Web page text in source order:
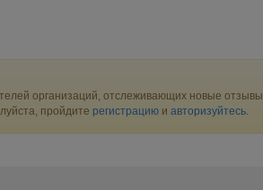
организаций, отслеживающих новые
пройдите регистрацию и авторизуйтесь.